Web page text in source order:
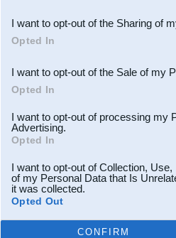
Downstream Participants
third parties.
I want to opt-out of the Sharing of
Opted In
I want to opt-out of the Sale of my
Opted In
I want to opt-out of processing my
Advertising.
Opted In
I want to opt-out of Collection,
of my Personal Data that Is
it was collected.
Opted Out
CONFIRM